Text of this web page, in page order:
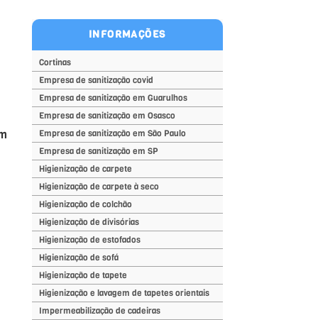
INFORMAÇÕES
Cortinas
Empresa de sanitização covid
Empresa de sanitização em Guarulhos
Empresa de sanitização em Osasco
Empresa de sanitização em São Paulo
Empresa de sanitização em SP
Higienização de carpete
Higienização de carpete à seco
Higienização de colchão
Higienização de divisórias
Higienização de estofados
Higienização de sofá
Higienização de tapete
Higienização e lavagem de tapetes orientais
Impermeabilização de cadeiras